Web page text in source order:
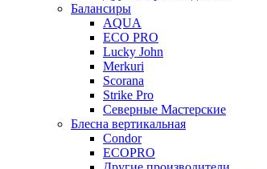
Балансиры
AQUA
ECO PRO
Lucky John
Merkuri
Scorana
Strike Pro
Северные Мастерские
Блесна вертикальная
Condor
ECOPRO